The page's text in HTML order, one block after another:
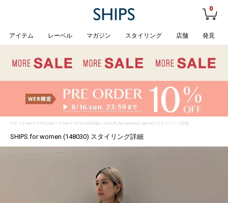
0
アイテム レーベル マガジン スタイリング 店舗 発見
TOP> STAFF STYLING> STAFF STYLING詳細 > SHIPS for women (148030) スタイリング詳細
SHIPS for women (148030) スタイリング詳細